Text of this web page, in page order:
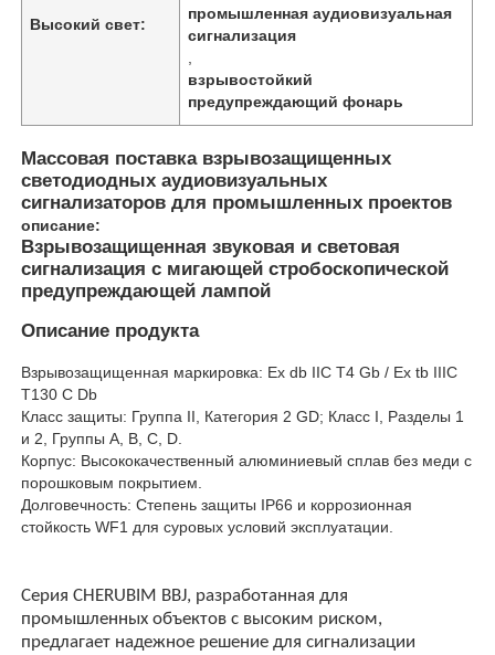
Главная страница
Продукция
О Компании
Наша фабрика
Высокий свет:
промышленная аудиовизуальная
сигнализация
взрывостойкий
предупреждающий фонарь
Массовая поставка взрывозащищенных
светодиодных аудиовизуальных
сигнализаторов для промышленных проектов
описание:
Взрывозащищенная звуковая и световая
сигнализация с мигающей стробоскопической
предупреждающей лампой
Описание продукта
Взрывозащищенная маркировка: Ex db IIC T4 Gb / Ex tb IIIC
T130C Db
Класс защиты: Группа II, Категория 2 GD; Класс I, Разделы 1
и 2, Группы A, B, C, D.
Корпус: Высококачественный алюминиевый сплав без меди с
порошковым покрытием.
Долговечность: Степень защиты IP66 и коррозионная
стойкость WF1 для суровых условий эксплуатации.
Серия CHERUBIM BBJ, разработанная для
промышленных объектов с высоким риском,
предлагает надежное решение для сигнализации